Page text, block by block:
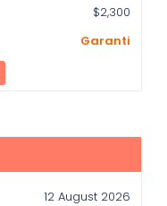
$2,300
Garanti
12 August 2026